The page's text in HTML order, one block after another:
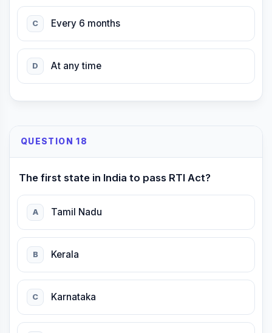
C Every 6 months
D At any time
QUESTION 18
The first state in India to pass RTI Act?
A Tamil Nadu
B Kerala
C Karnataka